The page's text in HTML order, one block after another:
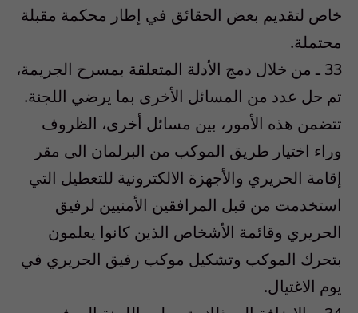
خاص لتقديم بعض الحقائق في إطار محكمة مقبلة
محتملة.
33 ـ من خلال دمج الأدلة المتعلقة بمسرح الجريمة،
تم حل عدد من المسائل الأخرى بما يرضي اللجنة.
تتضمن هذه الأمور، بين مسائل أخرى، الظروف
وراء اختيار طريق الموكب من البرلمان الى مقر
إقامة الحريري والأجهزة الالكترونية للتعطيل التي
استخدمت من قبل المرافقين الأمنيين لرفيق
الحريري وقائمة الأشخاص الذين كانوا يعلمون
بتحرك الموكب وتشكيل موكب رفيق الحريري في
يوم الاغتيال.